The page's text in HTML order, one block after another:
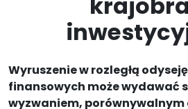
Wyruszenie w rozległą
finansowych może wydawać
wyzwaniem,